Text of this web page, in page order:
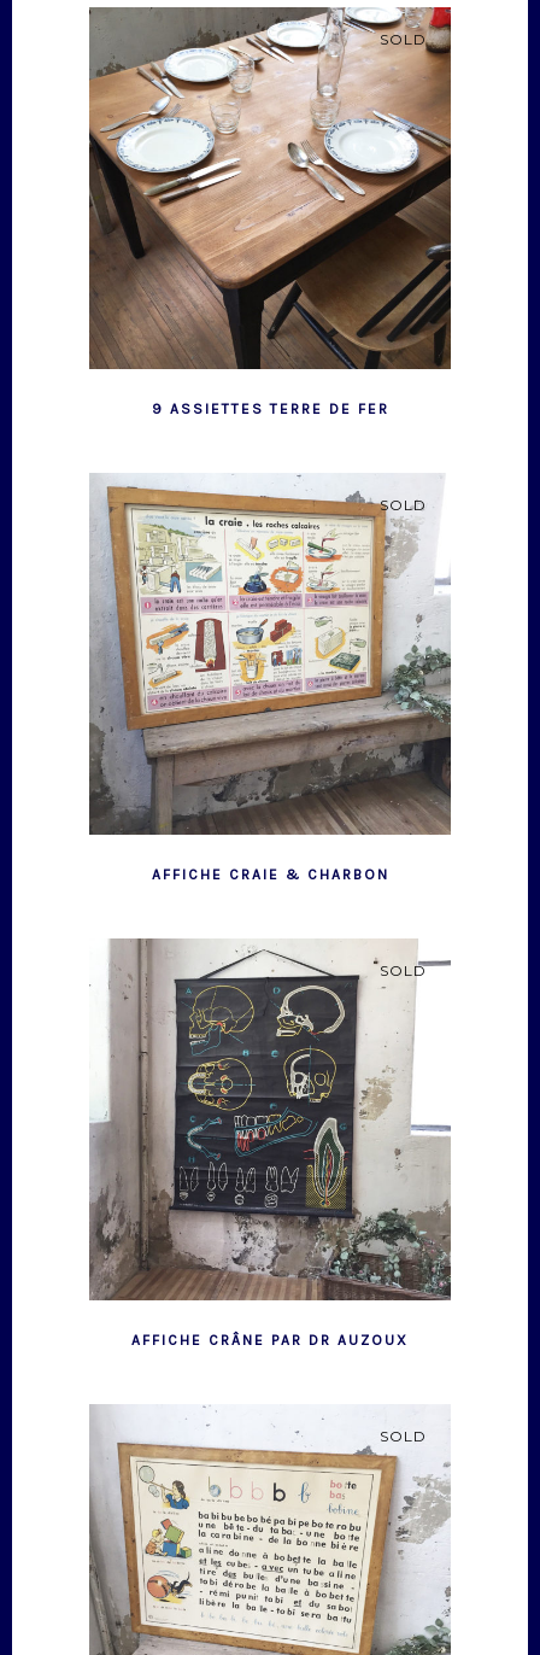
SOLD
9 ASSIETTES TERRE DE FER
SOLD
AFFICHE CRAIE & CHARBON
SOLD
AFFICHE CRÂNE PAR DR AUZOUX
SOLD